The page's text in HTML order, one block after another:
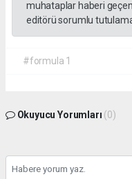
muhataplar haberi
editörü sorumlu
#formula 1
Okuyucu Yorumları (0)